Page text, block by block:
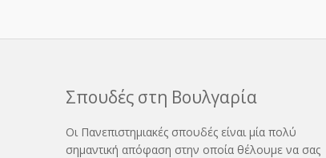
Σπουδές στη Βουλγαρία
Οι Πανεπιστημιακές σπουδές είναι μία πολύ
σημαντική απόφαση στην οποία θέλουμε να σας